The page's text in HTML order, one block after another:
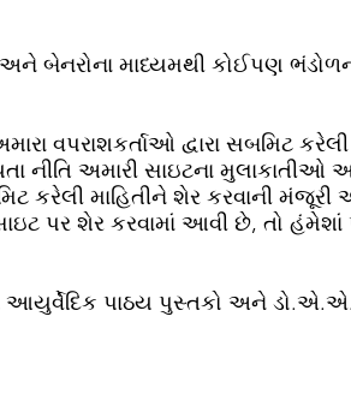
બેનરોના માધ્યમથી કોઈપણ
વપરાશકર્તાઓ દ્વારા સબમિટ
નીતિ અમારી સાઇટના મુલાકાતીઓ
કરેલી માહિતીને શેર કરવાની મંજૂરી
પર શેર કરવામાં આવી છે, તો
પાઠય પુસ્તકો અને ડો.એ.એ.